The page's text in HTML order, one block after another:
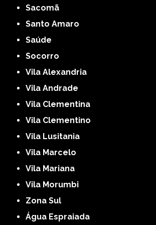
Sacomã
Santo Amaro
Saúde
Socorro
Vila Alexandria
Vila Andrade
Vila Clementina
Vila Clementino
Vila Lusitania
Vila Marcelo
Vila Mariana
Vila Morumbi
Zona Sul
Água Espraiada